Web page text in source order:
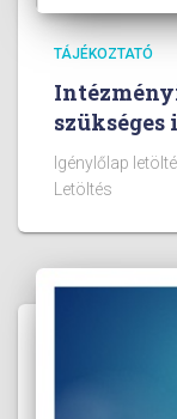
TÁJÉKOZTATÓ
Igénylőlap
Letöltés